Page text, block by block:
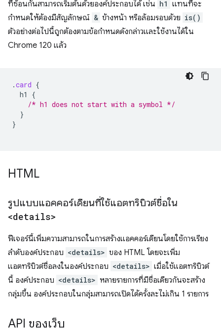
ที่ซ้อนกันสามารถเริ่มต้นด้วยองค์ประกอบได้ เช่น h1 แทนที่จะ
กำหนดให้ต้องมีสัญลักษณ์ & ข้างหน้า หรือล้อมรอบด้วย is()
ตัวอย่างต่อไปนี้ถูกต้องตามข้อกําหนดดังกล่าวและใช้งานได้ใน
Chrome 120 แล้ว
.card {
h1
{
/* h1 does not start with a symbol */
}
}
HTML
รูปแบบแอคคอร์เดียนที่ใช้แอตทริบิวต์ชื่อใน
<details>
ฟีเจอร์นี้เพิ่มความสามารถในการสร้างแอคคอร์เดียนโดยใช้การเรียง
ลำดับองค์ประกอบ <details> ของ HTML โดยจะเพิ่ม
แอตทริบิวต์ชื่อลงในองค์ประกอบ <details> เมื่อใช้แอตทริบิวต์
นี้ องค์ประกอบ <details> หลายรายการที่มีชื่อเดียวกันจะสร้าง
กลุ่มขึ้น องค์ประกอบในกลุ่มสามารถเปิดได้ครั้งละไม่เกิน 1 รายการ
API ของเว็บ